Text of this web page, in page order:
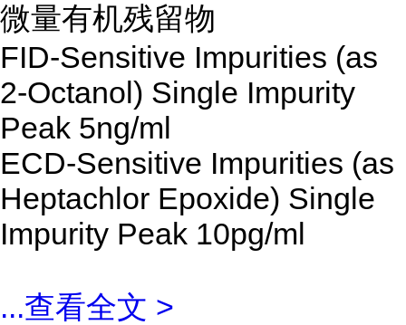
微量有机残留物
FID-Sensitive Impurities (as
2-Octanol) Single Impurity
Peak 5ng/ml
ECD-Sensitive Impurities (as
Heptachlor Epoxide) Single
Impurity Peak 10pg/ml
...查看全文 >